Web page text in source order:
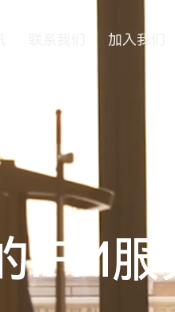
加入我们
IFM服